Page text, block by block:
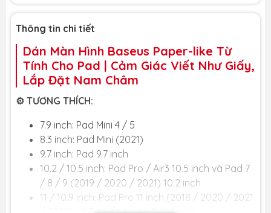
Thông tin chi tiết
Dán Màn Hình Baseus Paper-like Từ
Tính Cho Pad | Cảm Giác Viết Như Giấy,
Lắp Đặt Nam Châm
⚙️ TƯƠNG THÍCH:
7.9 inch: Pad Mini 4 / 5
8.3 inch: Pad Mini (2021)
9.7 inch: Pad 9.7 inch
10.2 / 10.5 inch: Pad Pro / Air3 10.5 inch và Pad 7
/ 8 / 9 (2019 / 2020 / 2021) 10.2 inch
11 / 10.9 inch: Pad Pro 11 inch (2018 / 2020 / 2021